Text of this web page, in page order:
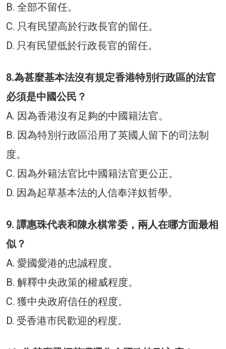
B. 全部不留任。
C. 只有民望高於行政長官的留任。
D. 只有民望低於行政長官的留任。
8.為甚麼基本法沒有規定香港特別行政區的法官
必須是中國公民？
A. 因為香港沒有足夠的中國籍法官。
B. 因為特別行政區沿用了英國人留下的司法制
度。
C. 因為外籍法官比中國籍法官更公正。
D. 因為起草基本法的人信奉洋奴哲學。
9. 譚惠珠代表和陳永棋常委，兩人在哪方面最相
似？
A. 愛國愛港的忠誠程度。
B. 解釋中央政策的權威程度。
C. 獲中央政府信任的程度。
D. 受香港市民歡迎的程度。